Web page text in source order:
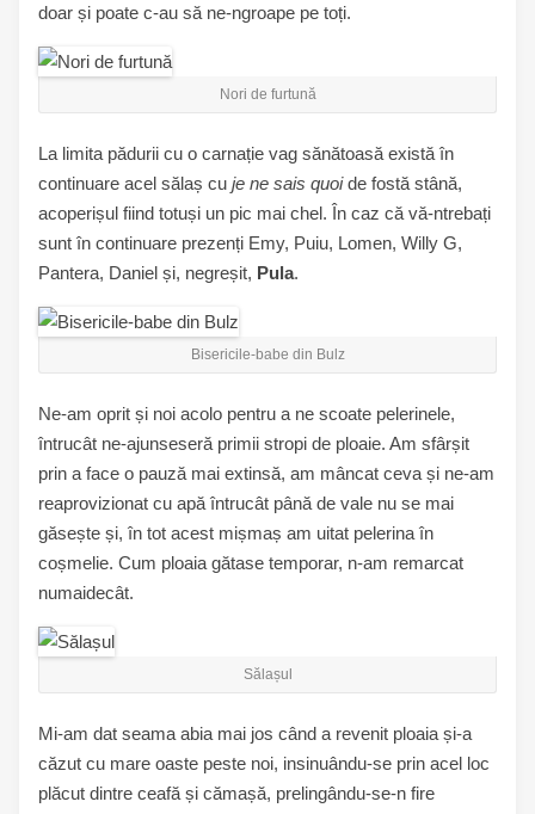
doar și poate c-au să ne-ngroape pe toți.
Nori de furtună
La limita pădurii cu o carnație vag sănătoasă există în
continuare acel sălaș cu je ne sais quoide fostă stână,
acoperișul fiind totuși un pic mai chel. În caz că vă-ntrebați
sunt în continuare prezenți Emy, Puiu, Lomen, Willy G,
Pantera, Daniel și, negreșit, Pula.
Bisericile-babe din Bulz
Ne-am oprit și noi acolo pentru a ne scoate pelerinele,
întrucât ne-ajunseseră primii stropi de ploaie. Am sfârșit
prin a face o pauză mai extinsă, am mâncat ceva și ne-am
reaprovizionat cu apă întrucât până de vale nu se mai
găsește și, în tot acest mișmaș am uitat pelerina în
coșmelie. Cum ploaia gătase temporar, n-am remarcat
numaidecât.
Sălașul
Mi-am dat seama abia mai jos când a revenit ploaia și-a
căzut cu mare oaste peste noi, insinuându-se prin acel loc
plăcut dintre ceafă și cămașă, prelingându-se-n fire